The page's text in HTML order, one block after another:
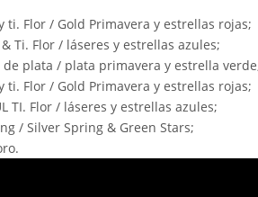
ti. Flor / Gold Primavera y estrellas rojas;
Ti. Flor / láseres y estrellas azules;
de plata / plata primavera y estrella
ti. Flor / Gold Primavera y estrellas rojas;
TI. Flor / láseres y estrellas azules;
/ Silver Spring & Green Stars;